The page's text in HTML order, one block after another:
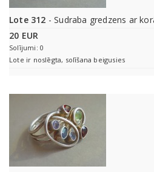
Lote 312 - Sudraba gredzens ar
20 EUR
Solījumi: 0
Lote ir noslēgta, solīšana beigusies